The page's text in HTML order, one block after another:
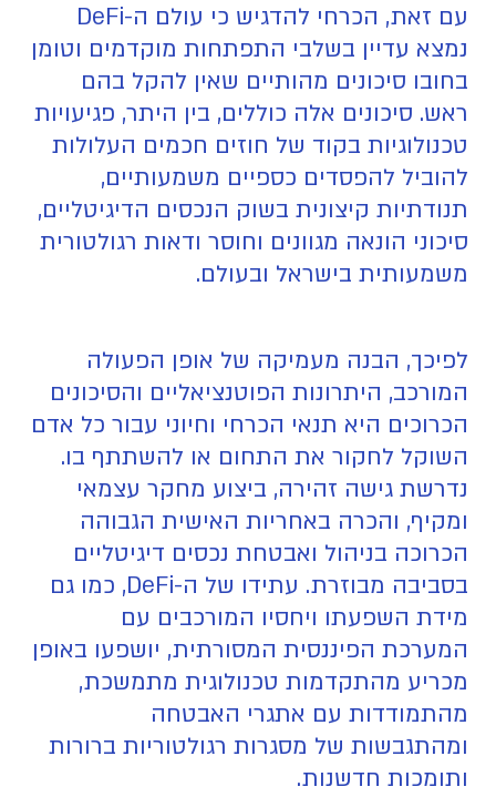
עם זאת, הכרחי להדגיש כי עולם ה-DeFi
נמצא עדיין בשלבי התפתחות מוקדמים וטומן
בחובו סיכונים מהותיים שאין להקל בהם
ראש. סיכונים אלה כוללים, בין היתר, פגיעויות
טכנולוגיות בקוד של חוזים חכמים העלולות
להוביל להפסדים כספיים משמעותיים,
תנודתיות קיצונית בשוק הנכסים הדיגיטליים,
סיכוני הונאה מגוונים וחוסר ודאות רגולטורית
משמעותית בישראל ובעולם.
לפיכך, הבנה מעמיקה של אופן הפעולה
המורכב, היתרונות הפוטנציאליים והסיכונים
הכרוכים היא תנאי הכרחי וחיוני עבור כל אדם
השוקל לחקור את התחום או להשתתף בו.
נדרשת גישה זהירה, ביצוע מחקר עצמאי
ומקיף, והכרה באחריות האישית הגבוהה
הכרוכה בניהול ואבטחת נכסים דיגיטליים
בסביבה מבוזרת. עתידו של ה-DeFi, כמו גם
מידת השפעתו ויחסיו המורכבים עם
המערכת הפיננסית המסורתית, יושפעו באופן
מכריע מהתקדמות טכנולוגית מתמשכת,
מהתמודדות עם אתגרי האבטחה
ומהתגבשות של מסגרות רגולטוריות ברורות
ותומכות חדשנות.